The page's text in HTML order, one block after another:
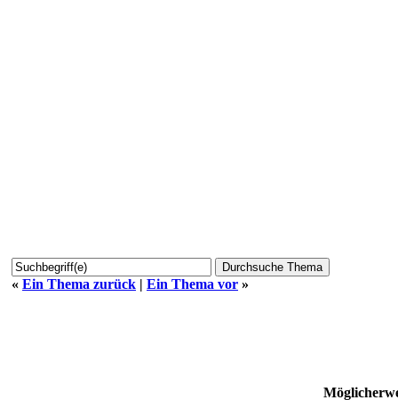
« Ein Thema zurück | Ein Thema vor »